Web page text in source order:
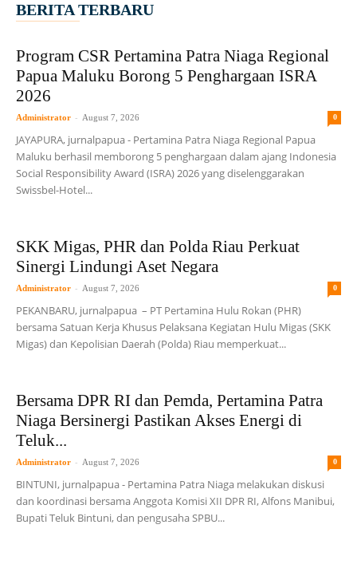
BERITA TERBARU
Program CSR Pertamina Patra Niaga Regional
Papua Maluku Borong 5 Penghargaan ISRA
2026
Administrator - August 7, 2026 0
JAYAPURA, jurnalpapua - Pertamina Patra Niaga Regional Papua
Maluku berhasil memborong 5 penghargaan dalam ajang Indonesia
Social Responsibility Award (ISRA) 2026 yang diselenggarakan
Swissbel-Hotel...
SKK Migas, PHR dan Polda Riau Perkuat
Sinergi Lindungi Aset Negara
Administrator - August 7, 2026 0
PEKANBARU, jurnalpapua – PT Pertamina Hulu Rokan (PHR)
bersama Satuan Kerja Khusus Pelaksana Kegiatan Hulu Migas (SKK
Migas) dan Kepolisian Daerah (Polda) Riau memperkuat...
Bersama DPR RI dan Pemda, Pertamina Patra
Niaga Bersinergi Pastikan Akses Energi di
Teluk...
Administrator - August 7, 2026 0
BINTUNI, jurnalpapua - Pertamina Patra Niaga melakukan diskusi
dan koordinasi bersama Anggota Komisi XII DPR RI, Alfons Manibui,
Bupati Teluk Bintuni, dan pengusaha SPBU...